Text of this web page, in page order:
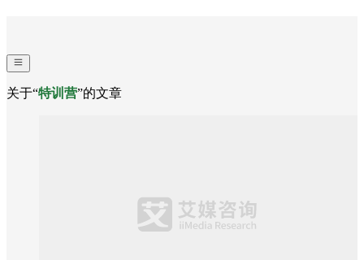
关于“特训营”的文章